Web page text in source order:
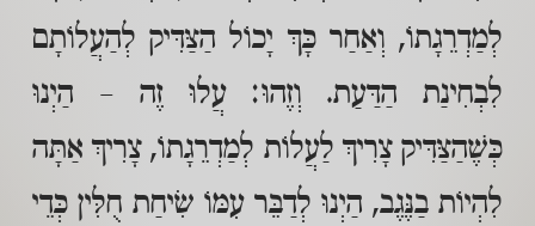
לְמַדְרֵגָתוֹ, וְאַחַר כָּךְ יָכוֹל הַצַּדִּיק לְהַעֲלוֹתָם
לִבְחִינַת הַדַּעַת. וְזֶהוּ: עֲלוּ זֶה – הַיְנוּ
כְּשֶׁהַצַּדִּיק צָרִיךְ לַעֲלוֹת לְמַדְרֵגָתוֹ, צָרִיךְ אַתָּה
לִהְיוֹת בַנֶּגֶב, הַיְנוּ לְדַבֵּר עִמּוֹ שִׂיחַת חֻלִּין כְּדֵי